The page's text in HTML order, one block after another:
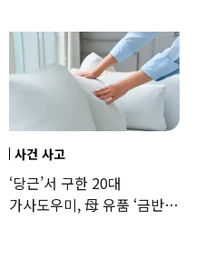
사건 사고
‘당근’서 구한 20대
가사도우미, 母 유품 ‘금반지